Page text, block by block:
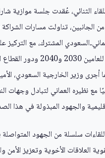
الثنائي، عُقدت جلسة موازية
الجانبين، تناولت مسارات
المشترك، مع التركيز
المتبادلتين للعامين 2030
أجرى وزير الخارجية السعودي،
مع نظيره العماني لتبادل
والجهود المبذولة في هذا
سلسلة من الجهود المتواصلة
العلاقات الأخوية وتعزيز الأمن